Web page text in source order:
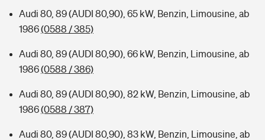
Audi 80, 89 (AUDI 80,90), 65 kW, Benzin, Limousine, ab
1986(0588 / 385)
Audi 80, 89 (AUDI 80,90), 66 kW, Benzin, Limousine, ab
1986(0588 / 386)
Audi 80, 89 (AUDI 80,90), 82 kW, Benzin, Limousine, ab
1986(0588 / 387)
Audi 80, 89 (AUDI 80,90), 83 kW, Benzin, Limousine, ab